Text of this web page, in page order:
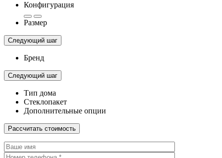
Конфигурация
Размер
Следующий шаг
Бренд
Следующий шаг
Тип дома
Стеклопакет
Дополнительные опции
Рассчитать стоимость